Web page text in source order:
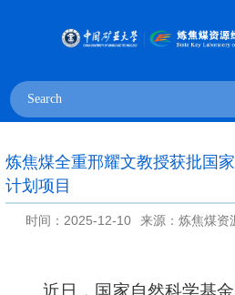
炼焦煤全重邢耀文教授获批国
计划项目
时间：2025-12-10 来源：炼焦煤资
近日，国家自然科学基